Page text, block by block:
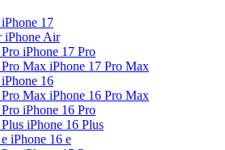
iPhone 17
iPhone Air
iPhone 17 Pro
iPhone 17 Pro Max
iPhone 16
iPhone 16 Pro Max
iPhone 16 Pro
iPhone 16 Plus
iPhone 16 e